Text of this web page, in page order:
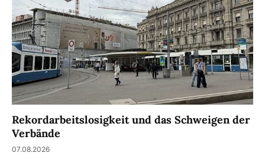
Rekordarbeitslosigkeit und das Schweigen der
Verbände
07.08.2026